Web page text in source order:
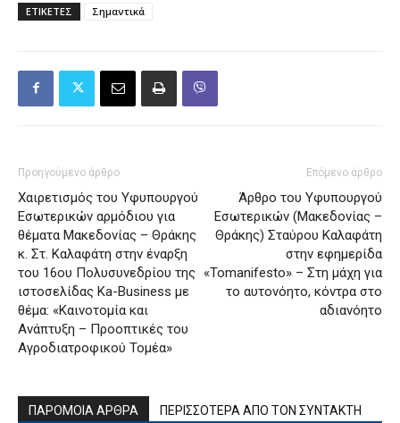
ΕΤΙΚΕΤΕΣ Σημαντικά
Προηγούμενο άρθρο
Χαιρετισμός του Υφυπουργού
Εσωτερικών αρμόδιου για
θέματα Μακεδονίας – Θράκης
κ. Στ. Καλαφάτη στην έναρξη
του 16ου Πολυσυνεδρίου της
ιστοσελίδας Ka-Business με
θέμα: «Καινοτομία και
Ανάπτυξη – Προοπτικές του
Αγροδιατροφικού Τομέα»
Επόμενο άρθρο
Άρθρο του Υφυπουργού
Εσωτερικών (Μακεδονίας –
Θράκης) Σταύρου Καλαφάτη
στην εφημερίδα
«Tomanifesto» – Στη μάχη για
το αυτονόητο, κόντρα στο
αδιανόητο
ΠΑΡΟΜΟΙΑ ΑΡΘΡΑ ΠΕΡΙΣΣΟΤΕΡΑ ΑΠΟ ΤΟΝ ΣΥΝΤΑΚΤΗ